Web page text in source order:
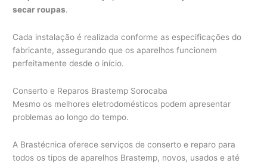
secar roupas.
Cada instalação é realizada conforme as especificações do
fabricante, assegurando que os aparelhos funcionem
perfeitamente desde o início.
Conserto e Reparos Brastemp Sorocaba
Mesmo os melhores eletrodomésticos podem apresentar
problemas ao longo do tempo.
A Brastécnica oferece serviços de conserto e reparo para
todos os tipos de aparelhos Brastemp, novos, usados e até